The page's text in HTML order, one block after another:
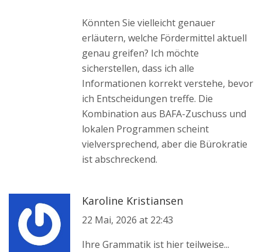
Könnten Sie vielleicht genauer
erläutern, welche Fördermittel aktuell
genau greifen? Ich möchte
sicherstellen, dass ich alle
Informationen korrekt verstehe, bevor
ich Entscheidungen treffe. Die
Kombination aus BAFA-Zuschuss und
lokalen Programmen scheint
vielversprechend, aber die Bürokratie
ist abschreckend.
Karoline Kristiansen
22 Mai, 2026 at 22:43
Ihre Grammatik ist hier teilweise...